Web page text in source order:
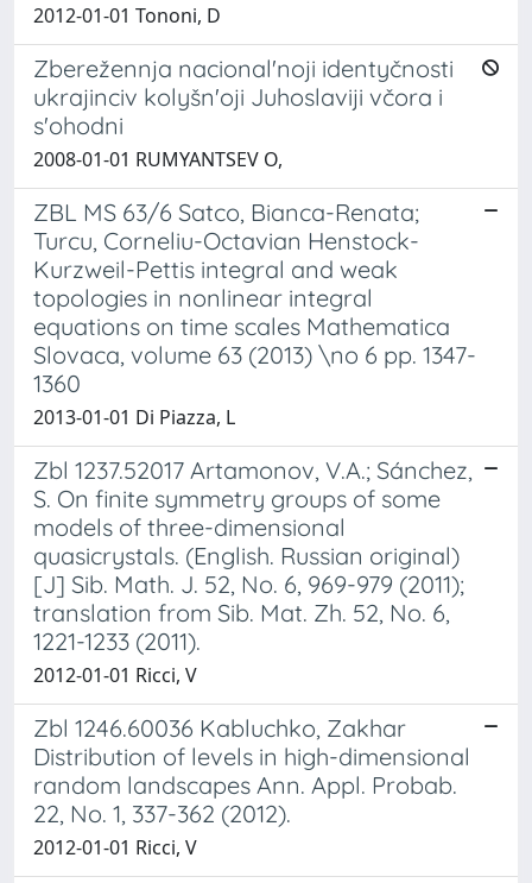
2012-01-01 Tononi, D
Zberežennja nacional'noji identyčnosti
ukrajinciv kolyšn'oji Juhoslaviji včora i
s'ohodni
2008-01-01 RUMYANTSEV O,
ZBL MS 63/6 Satco, Bianca-Renata;
Turcu, Corneliu-Octavian Henstock-
Kurzweil-Pettis integral and weak
topologies in nonlinear integral
equations on time scales Mathematica
Slovaca, volume 63 (2013) \no 6 pp. 1347-
1360
2013-01-01 Di Piazza, L
Zbl 1237.52017 Artamonov, V.A.; Sánchez,
S. On finite symmetry groups of some
models of three-dimensional
quasicrystals. (English. Russian original)
[J] Sib. Math. J. 52, No. 6, 969-979 (2011);
translation from Sib. Mat. Zh. 52, No. 6,
1221-1233 (2011).
2012-01-01 Ricci, V
Zbl 1246.60036 Kabluchko, Zakhar
Distribution of levels in high-dimensional
random landscapes Ann. Appl. Probab.
22, No. 1, 337-362 (2012).
2012-01-01 Ricci, V